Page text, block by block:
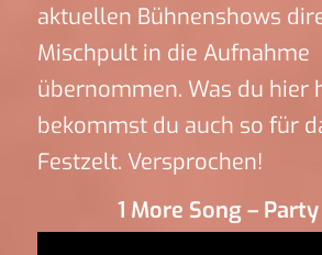
aktuellen Bühnenshows
Mischpult in die Aufnahme
übernommen. Was du hier
bekommst du auch so für
Festzelt. Versprochen!
1 More Song – Party